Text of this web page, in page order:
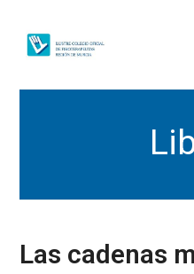
Las cadenas